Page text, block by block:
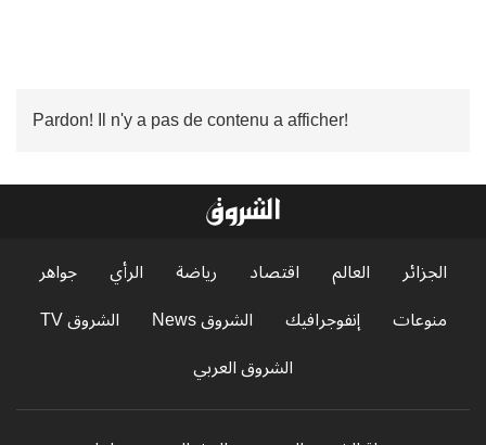
Pardon! Il n'y a pas de contenu a afficher!
الجزائر العالم اقتصاد رياضة الرأي
جواهر
منوعات
إنفوجرافيك الشروق News
الشروق TV
الشروق العربي